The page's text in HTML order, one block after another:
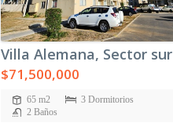
Villa Alemana, Sector sur
$71,500,000
65 m2
3 Dormitorios
2 Baños